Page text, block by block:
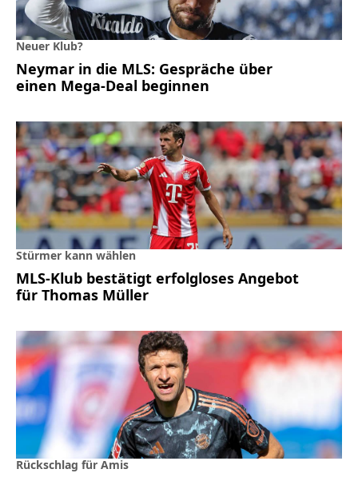
Neuer Klub?
Neymar in die MLS: Gespräche über
einen Mega-Deal beginnen
Stürmer kann wählen
MLS-Klub bestätigt erfolgloses Angebot
für Thomas Müller
Rückschlag für Amis